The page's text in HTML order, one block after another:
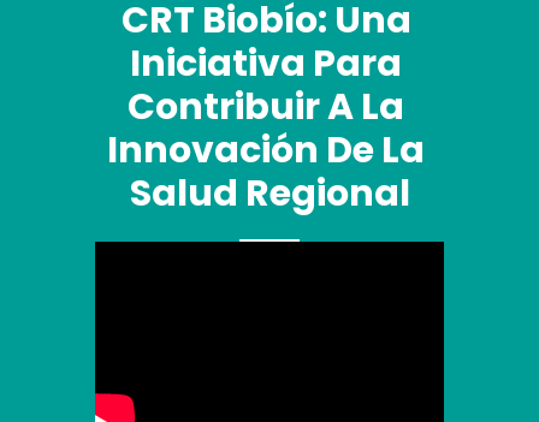
CRT Biobío: Una
Iniciativa Para
Contribuir A La
Innovación De La
Salud Regional